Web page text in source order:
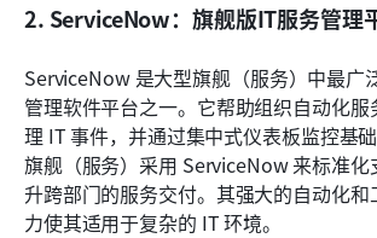
2. ServiceNow：旗舰版IT服务管理
ServiceNow 是大型旗舰（服务）中最广
管理软件平台之一。它帮助组织自动化服
理 IT 事件，并通过集中式仪表板监控基
旗舰（服务）采用 ServiceNow 来标准化
升跨部门的服务交付。其强大的自动化
力使其适用于复杂的 IT 环境。